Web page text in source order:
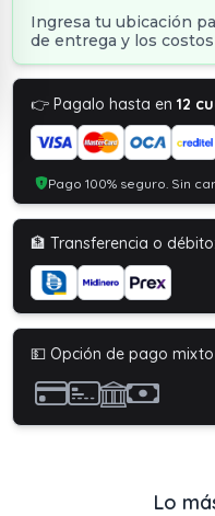
Ingresa tu ubicación
de entrega y los
👉 Pagalo hasta en12
Pago 100% seguro. Sin
🏦 Transferencia o débito:
💵 Opción de pago
Lo